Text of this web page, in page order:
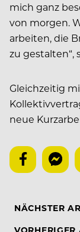
mich ganz
von morgen.
arbeiten, die
zu gestalten“,
Gleichzeitig
neue
NÄCHSTER